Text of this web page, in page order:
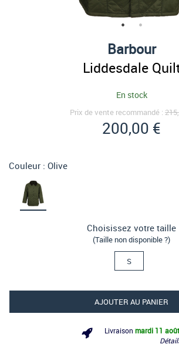
Barbour
Liddesdale
En stock
Prix de vente recommandé :
200,00 €
Couleur : Olive
Choisissez votre taille
(Taille non disponible ?)
S
AJOUTER AU PANIER
Livraison mardi 11 août